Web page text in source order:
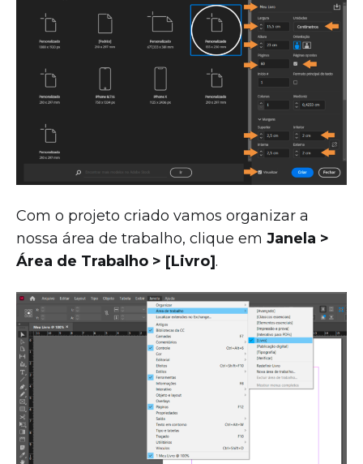
Com o projeto criado vamos organizar a
nossa área de trabalho, clique em Janela >
Área de Trabalho > [Livro].